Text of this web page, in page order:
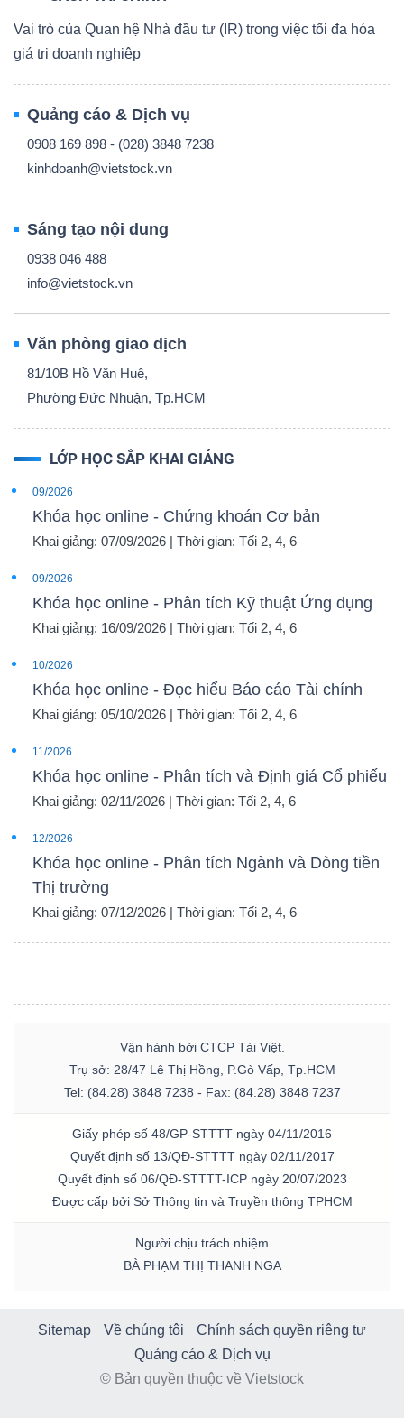
Vai trò của Quan hệ Nhà đầu tư (IR) trong việc tối đa hóa
giá trị doanh nghiệp
Quảng cáo & Dịch vụ
0908 169 898 - (028) 3848 7238
kinhdoanh@vietstock.vn
Sáng tạo nội dung
0938 046 488
info@vietstock.vn
Văn phòng giao dịch
81/10B Hồ Văn Huê,
Phường Đức Nhuận, Tp.HCM
LỚP HỌC SẮP KHAI GIẢNG
09/2026
Khóa học online - Chứng khoán Cơ bản
Khai giảng: 07/09/2026 | Thời gian: Tối 2, 4, 6
09/2026
Khóa học online - Phân tích Kỹ thuật Ứng dụng
Khai giảng: 16/09/2026 | Thời gian: Tối 2, 4, 6
10/2026
Khóa học online - Đọc hiểu Báo cáo Tài chính
Khai giảng: 05/10/2026 | Thời gian: Tối 2, 4, 6
11/2026
Khóa học online - Phân tích và Định giá Cổ phiếu
Khai giảng: 02/11/2026 | Thời gian: Tối 2, 4, 6
12/2026
Khóa học online - Phân tích Ngành và Dòng tiền
Thị trường
Khai giảng: 07/12/2026 | Thời gian: Tối 2, 4, 6
Vận hành bởi CTCP Tài Việt.
Trụ sở: 28/47 Lê Thị Hồng, P.Gò Vấp, Tp.HCM
Tel: (84.28) 3848 7238 - Fax: (84.28) 3848 7237
Giấy phép số 48/GP-STTTT ngày 04/11/2016
Quyết định số 13/QĐ-STTTT ngày 02/11/2017
Quyết định số 06/QĐ-STTTT-ICP ngày 20/07/2023
Được cấp bởi Sở Thông tin và Truyền thông TPHCM
Người chịu trách nhiệm
BÀ PHẠM THỊ THANH NGA
Sitemap Về chúng tôi
Chính sách quyền riêng tư
Quảng cáo & Dịch vụ
© Bản quyền thuộc về Vietstock